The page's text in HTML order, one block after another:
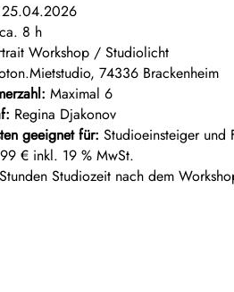
25.04.2026
ca. 8 h
Workshop / Studiolicht
74336 Brackenheim
Maximal 6
Regina Djakonov
geeignet für: Studioeinsteiger und
€ inkl. 19 % MwSt.
Studiozeit nach dem